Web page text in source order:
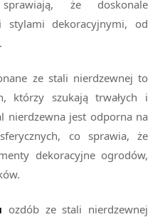
że doskonale
dekoracyjnymi, od
ze stali nierdzewnej to
którzy szukają trwałych i
nierdzewna jest odporna na
co sprawia, że
dekoracyjne ogrodów,
ozdób ze stali nierdzewnej